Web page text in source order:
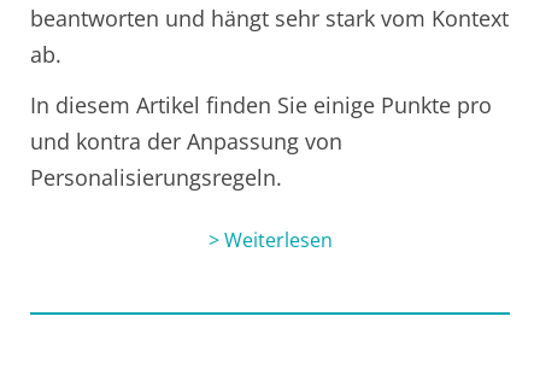
beantworten und hängt sehr stark vom Kontext
ab.
In diesem Artikel finden Sie einige Punkte pro
und kontra der Anpassung von
Personalisierungsregeln.
> Weiterlesen